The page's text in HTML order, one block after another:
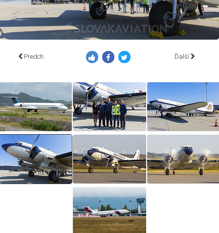
Predch. Ďalší